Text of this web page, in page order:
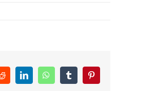
RedditLinkedInWhatsAppTumblrPinterest